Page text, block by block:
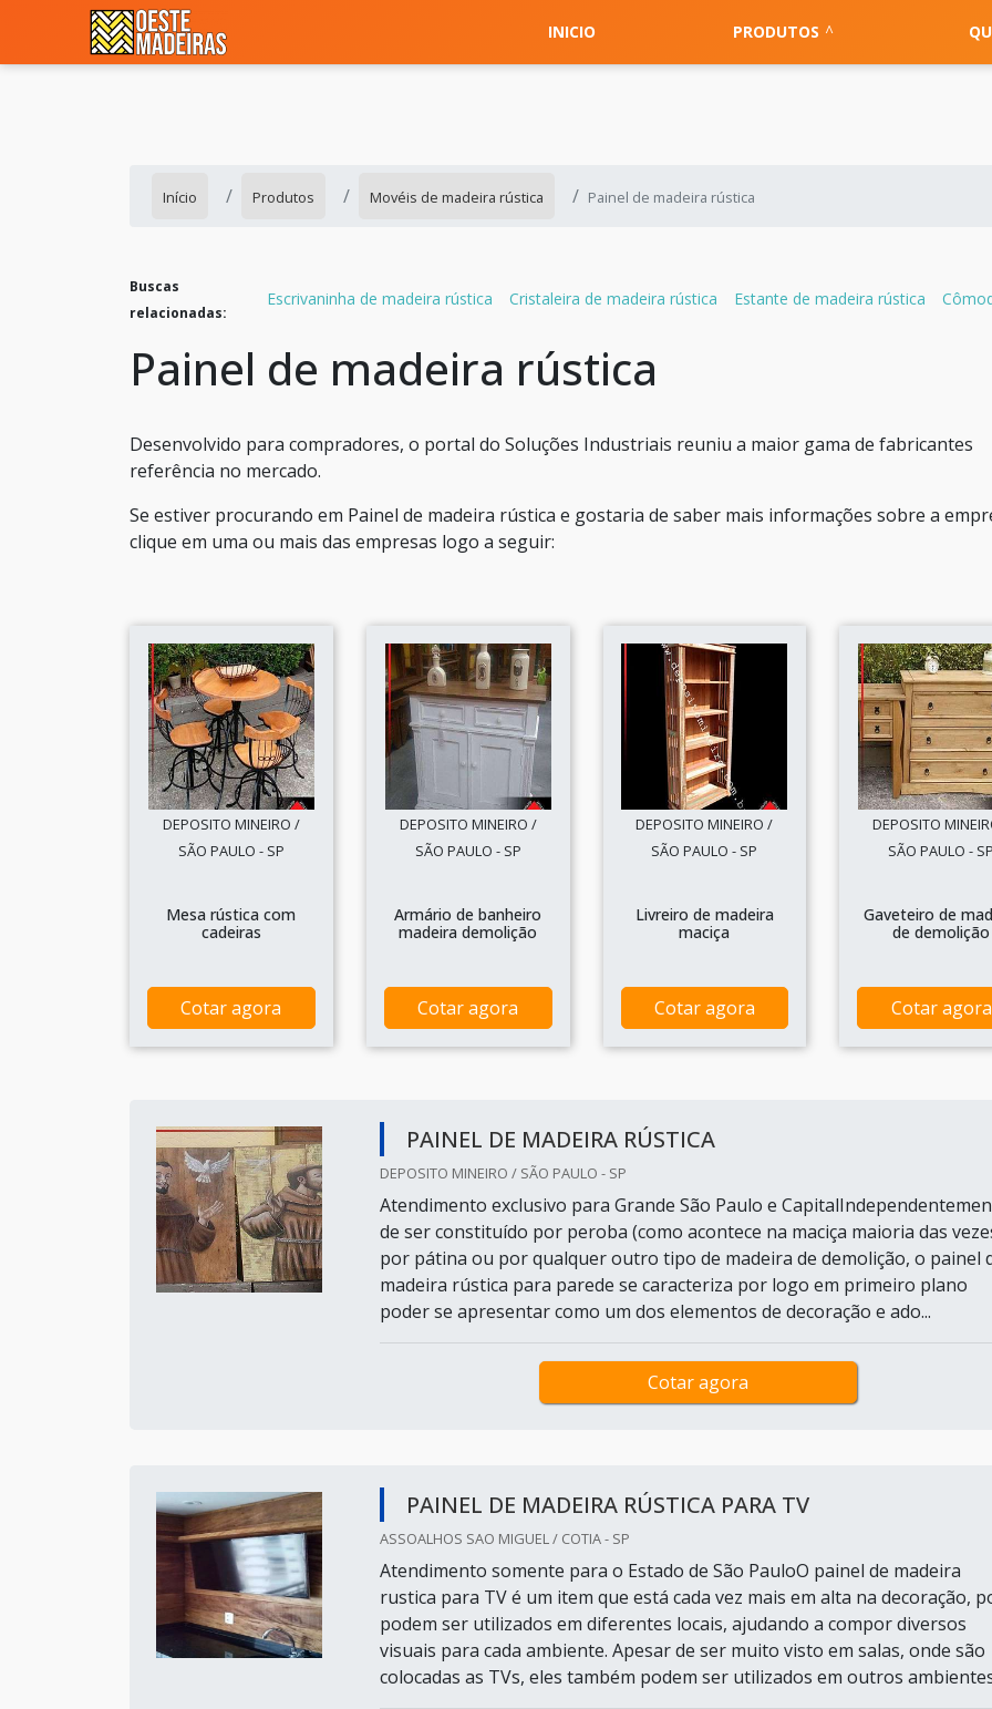
INICIO PRODUTOS
Início Produtos Movéis de madeira rústica Painel de madeira rústica
Buscas
relacionadas:
Escrivaninha de madeira rústica Cristaleira de madeira rústica Estante de madeira rústica
Painel de madeira rústica
Desenvolvido para compradores, o portal do Soluções Industriais reuniu a maior gama de fabricantes
referência no mercado.
Se estiver procurando em Painel de madeira rústica e gostaria de saber mais informações sobre a
clique em uma ou mais das empresas logo a seguir:
DEPOSITO MINEIRO /
SÃO PAULO - SP
Mesa rústica com
cadeiras
Cotar agora
DEPOSITO MINEIRO /
SÃO PAULO - SP
Armário de banheiro
madeira demolição
Cotar agora
DEPOSITO MINEIRO /
SÃO PAULO - SP
Livreiro de madeira
maciça
Cotar agora
DEPOSITO
SÃO PAULO - SP
Gaveteiro de
de demolição
Cotar agora
PAINEL DE MADEIRA RÚSTICA
DEPOSITO MINEIRO / SÃO PAULO - SP
Atendimento exclusivo para Grande São Paulo e
de ser constituído por peroba (como acontece na maciça maioria das
por pátina ou por qualquer outro tipo de madeira de demolição, o painel
madeira rústica para parede se caracteriza por logo em primeiro plano
poder se apresentar como um dos elementos de decoração e ado...
Cotar agora
PAINEL DE MADEIRA RÚSTICA PARA TV
ASSOALHOS SAO MIGUEL / COTIA - SP
Atendimento somente para o Estado de São PauloO painel de madeira
rustica para TV é um item que está cada vez mais em alta na decoração,
podem ser utilizados em diferentes locais, ajudando a compor diversos
visuais para cada ambiente. Apesar de ser muito visto em salas, onde são
colocadas as TVs, eles também podem ser utilizados em outros